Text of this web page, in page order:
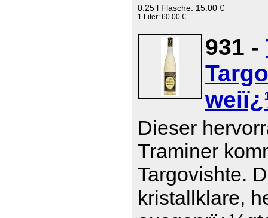
0.25 l Flasche: 15.00 €
1 Liter: 60.00 €
931 -
Dieser
Traminer
Targovishte.
kristallklare,